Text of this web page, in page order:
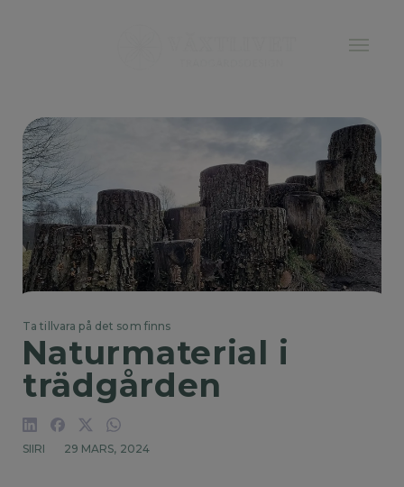
Ta tillvara på det som finns
Naturmaterial i
trädgården
SIIRI 29 MARS, 2024